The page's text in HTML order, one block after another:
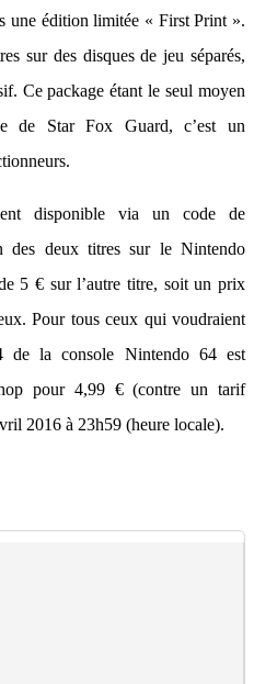
une édition limitée « First Print ».
sur des disques de jeu séparés,
Ce package étant le seul moyen
de Star Fox Guard, c’est un
disponible via un code de
des deux titres sur le Nintendo
5 € sur l’autre titre, soit un prix
Pour tous ceux qui voudraient
de la console Nintendo 64 est
pour 4,99 € (contre un tarif
2016 à 23h59 (heure locale).